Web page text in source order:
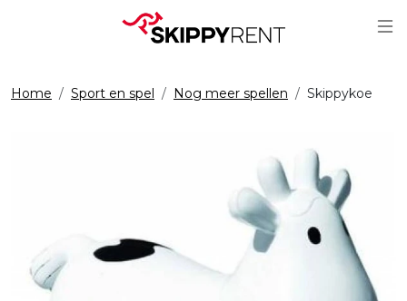
Home Sport en spel Nog meer spellen Skippykoe